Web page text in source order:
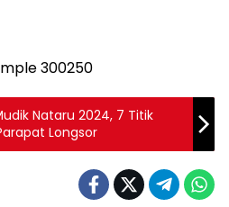
Nataru 2024, 7 Titik
Longsor